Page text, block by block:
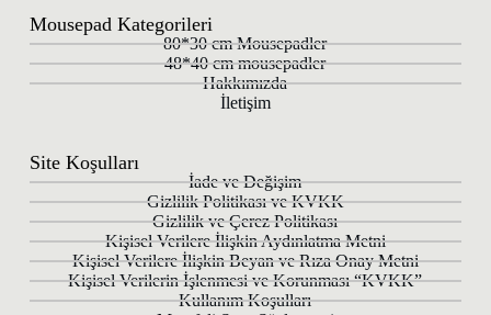
Mousepad Kategorileri
80*30 cm Mousepadler
48*40 cm mousepadler
Hakkımızda
İletişim
Site Koşulları
İade ve Değişim
Gizlilik Politikası ve KVKK
Gizlilik ve Çerez Politikası
Kişisel Verilere İlişkin Aydınlatma Metni
Kişisel Verilere İlişkin Beyan ve Rıza Onay Metni
Kişisel Verilerin İşlenmesi ve Korunması “KVKK”
Kullanım Koşulları